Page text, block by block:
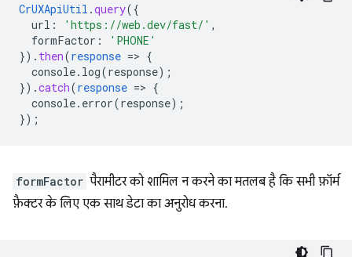
CrUXApiUtil .query({
url : 'https://web.dev/fast/' ,
formFactor :
'PHONE'
}) . then(response => {
console.log(response) ;
}) .catch(response => {
console.error(response) ;
});
formFactor पैरामीटर को शामिल न करने का मतलब है कि सभी फ़ॉर्म
फ़ैक्टर के लिए एक साथ डेटा का अनुरोध करना.